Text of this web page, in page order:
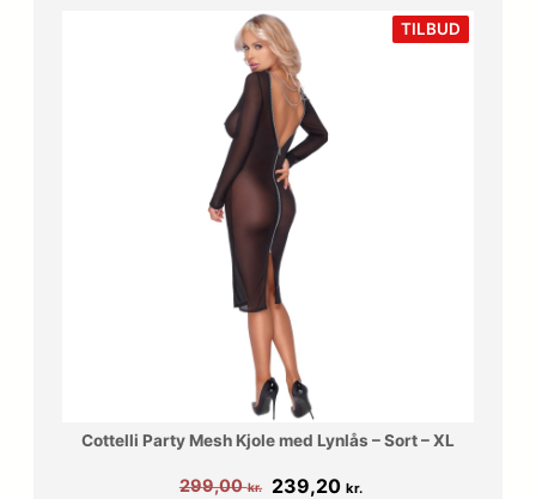
TILBUD
PÅ
Cottelli Party Mesh Kjole med Lynlås – Sort – XL
299,00kr.
Den
239,20 kr.